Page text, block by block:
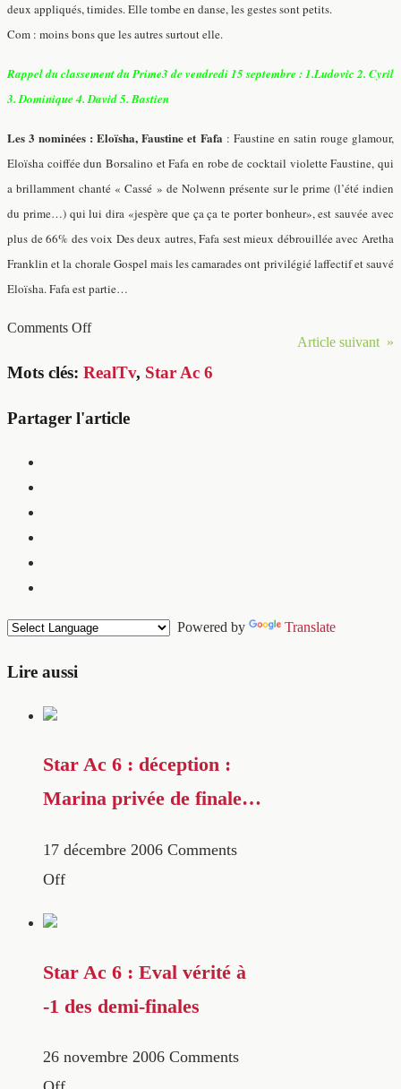
deux appliqués, timides. Elle tombe en danse, les gestes sont petits.
Com : moins bons que les autres surtout elle.
Rappel du classement du Prime3 de vendredi 15 septembre :1.Ludovic 2. Cyril
3. Dominique 4. David 5. Bastien
Les 3 nominées : Eloïsha, Faustine et Fafa : Faustine en satin rouge glamour,
Eloïsha coiffée dun Borsalino et Fafa en robe de cocktail violette Faustine, qui
a brillamment chanté « Cassé » de Nolwenn présente sur le prime (l’été indien
du prime…) qui lui dira «jespère que ça ça te porter bonheur», est sauvée avec
plus de 66% des voix Des deux autres, Fafa sest mieux débrouillée avec Aretha
Franklin et la chorale Gospel mais les camarades ont privilégié laffectif et sauvé
Eloïsha. Fafa est partie…
Article suivant »
Comments Off
Mots clés: RealTv, Star Ac 6
Partager l'article
Powered by Translate
Lire aussi
Star Ac 6 : déception :
Marina privée de finale…
17 décembre 2006 Comments
Off
Star Ac 6 : Eval vérité à
-1 des demi-finales
26 novembre 2006 Comments